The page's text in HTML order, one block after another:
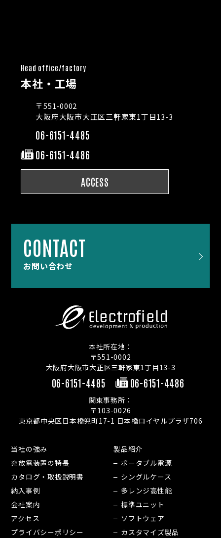
Head office/factory
本社・工場
〒551-0002
大阪府大阪市大正区三軒家東1丁目13-3
06-6151-4485
06-6151-4486
ACCESS
CONTACT
お問い合わせ
本社所在地：
〒551-0002
大阪府大阪市大正区三軒家東1丁目13-3
06-6151-4485 06-6151-4486
関東事務所：
〒103-0026
東京都中央区日本橋兜町17-1 日本橋ロイヤルプラザ706
当社の強み
充放電装置の特長
カタログ・取扱説明書
納入事例
会社案内
アクセス
プライバシーポリシー
製品紹介
ポータブル電源
シングルケース
多レンジ高性能
標準ユニット
ソフトウェア
カスタマイズ製品